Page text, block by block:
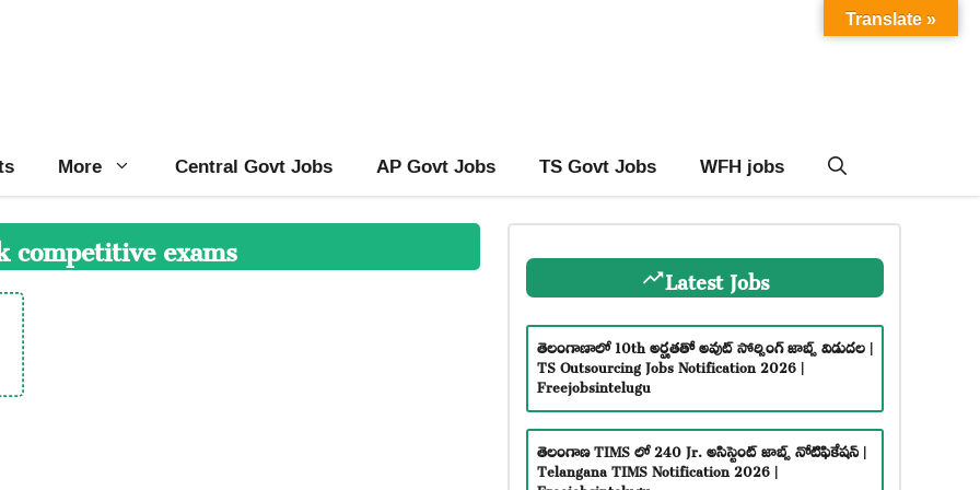
More Central Govt Jobs AP Govt Jobs TS Govt Jobs WFH jobs
exams Latest Jobs
తెలంగాణాలో 10th అర్హతతో అవుట్ సోర్సింగ్ జాబ్స్ విడుదల |
TS Outsourcing Jobs Notification 2026 |
Freejobsintelugu
తెలంగాణ TIMS లో 240 Jr. అసిస్టెంట్ జాబ్స్ నోటిఫికేషన్ |
Telangana TIMS Notification 2026 |
Translate »